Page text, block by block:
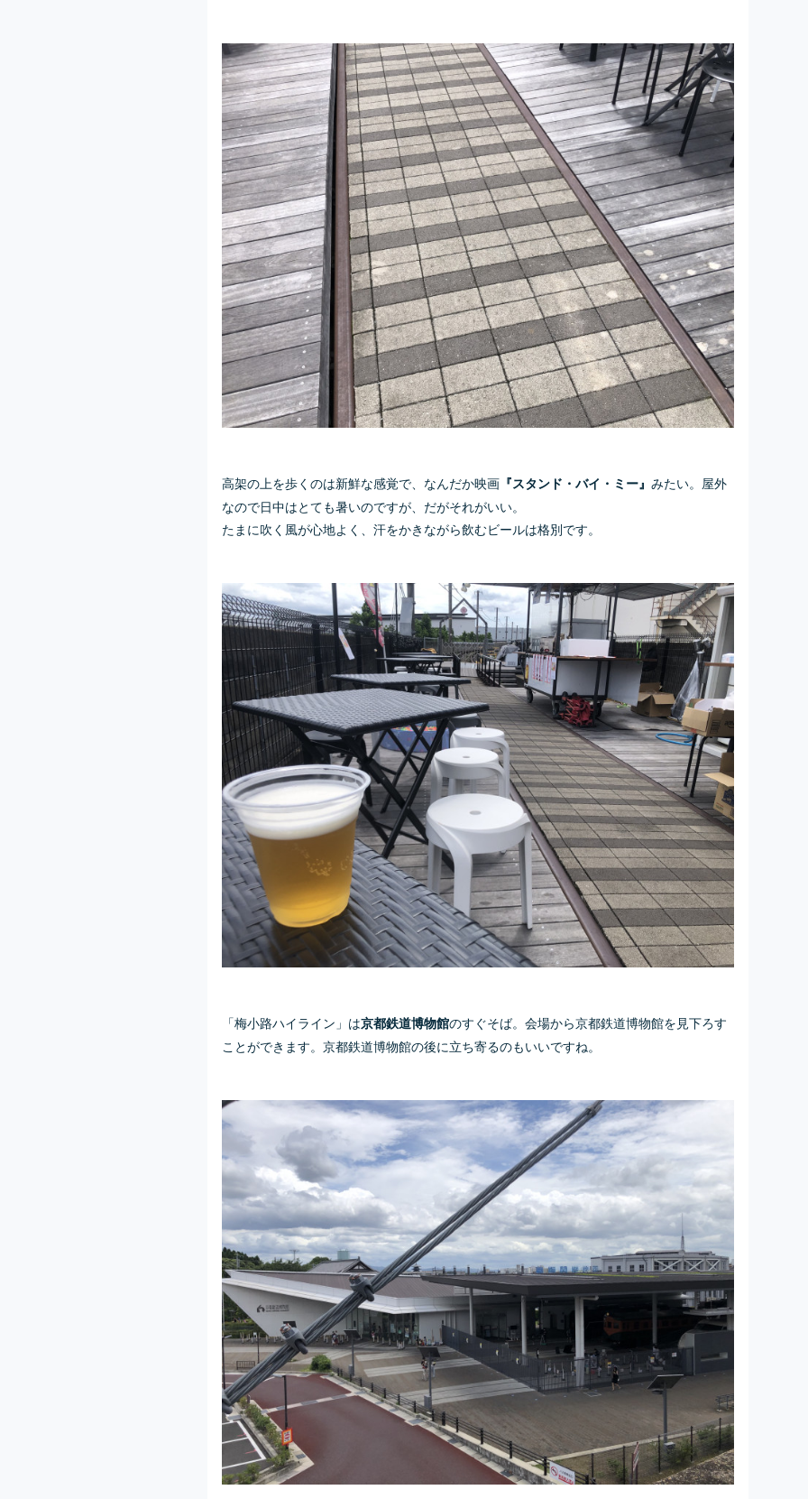
高架の上を歩くのは新鮮な感覚で、なんだか映画『スタンド・バイ・ミー』 みたい。屋外
なので日中はとても暑いのですが、だがそれがいい。
たまに吹く風が心地よく、汗をかきながら飲むビールは格別です。
「梅小路ハイライン」は京都鉄道博物館のすぐそば。会場から京都鉄道博物館を見下ろす
ことができます。京都鉄道博物館の後に立ち寄るのもいいですね。